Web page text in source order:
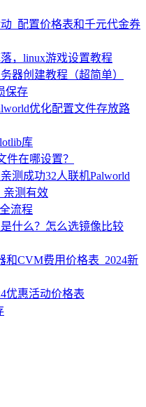
_配置价格表和千元代金券
，linux游戏设置教程
器创建教程（超简单）
保存
优化配置文件存放路
库
件在哪设置？
测成功32人联机Palworld
亲测有效
流程
什么？怎么选镜像比较
和CVM费用价格表_2024新
优惠活动价格表